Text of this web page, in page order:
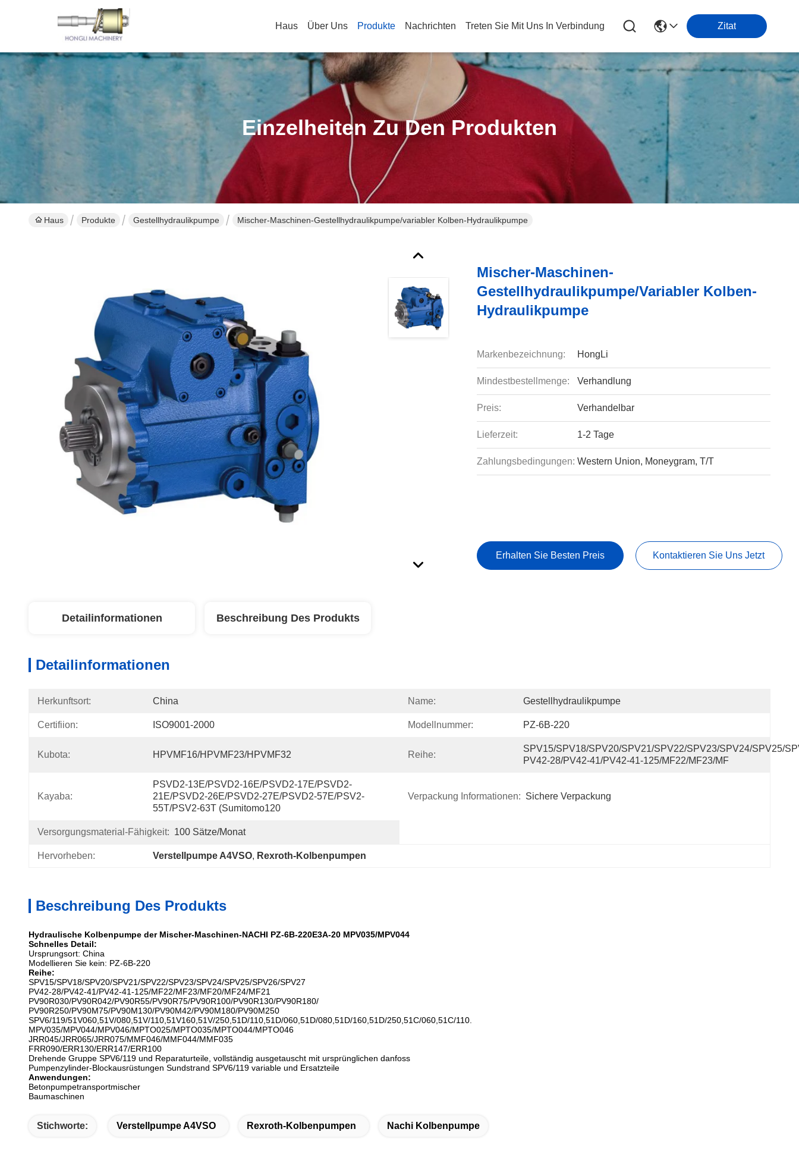
Haus Über Uns Produkte Nachrichten Treten Sie Mit Uns In Verbindung Zitat
Einzelheiten Zu Den Produkten
Haus Produkte Gestellhydraulikpumpe Mischer-Maschinen-Gestellhydraulikpumpe/variabler Kolben-Hydraulikpumpe
Mischer-Maschinen-
Gestellhydraulikpumpe/variabler Kolben-
Hydraulikpumpe
Markenbezeichnung: HongLi
Mindestbestellmenge: Verhandlung
Preis: Verhandelbar
Lieferzeit: 1-2 Tage
Zahlungsbedingungen: Western Union, Moneygram, T/T
Erhalten Sie Besten Preis Kontaktieren Sie Uns Jetzt
Detailinformationen Beschreibung Des Produkts
Detailinformationen
Herkunftsort: China Name: Gestellhydraulikpumpe
Certifiion: ISO9001-2000 Modellnummer: PZ-6B-220
Kubota: HPVMF16/HPVMF23/HPVMF32 Reihe:
SPV15/SPV18/SPV20/SPV21/SPV22/SPV23/SPV24/SPV25/
PV42-28/PV42-41/PV42-41-125/MF22/MF23/MF
Kayaba:
PSVD2-13E/PSVD2-16E/PSVD2-17E/PSVD2-
21E/PSVD2-26E/PSVD2-27E/PSVD2-57E/PSV2-
55T/PSV2-63T (Sumitomo120
Verpackung Informationen: Sichere Verpackung
Versorgungsmaterial-Fähigkeit: 100 Sätze/Monat
Hervorheben: Verstellpumpe A4VSO, Rexroth-Kolbenpumpen
Beschreibung Des Produkts
Hydraulische Kolbenpumpe der Mischer-Maschinen-NACHI PZ-6B-220E3A-20 MPV035/MPV044
Schnelles Detail:
Ursprungsort: China
Modellieren Sie kein: PZ-6B-220
Reihe:
SPV15/SPV18/SPV20/SPV21/SPV22/SPV23/SPV24/SPV25/SPV26/SPV27
PV42-28/PV42-41/PV42-41-125/MF22/MF23/MF20/MF24/MF21
PV90R030/PV90R042/PV90R55/PV90R75/PV90R100/PV90R130/PV90R180/
PV90R250/PV90M75/PV90M130/PV90M42/PV90M180/PV90M250
SPV6/119/51V060,51V/080,51V/110,51V160,51V/250,51D/110,51D/060,51D/080,51D/160,51D/250,51C/060,51C/110.
MPV035/MPV044/MPV046/MPTO025/MPTO035/MPTO044/MPTO046
JRR045/JRR065/JRR075/MMF046/MMF044/MMF035
FRR090/ERR130/ERR147/ERR100
Drehende Gruppe SPV6/119 und Reparaturteile, vollständig ausgetauscht mit ursprünglichen danfoss
Pumpenzylinder-Blockausrüstungen Sundstrand SPV6/119 variable und Ersatzteile
Anwendungen:
Betonpumpetransportmischer
Baumaschinen
Stichworte: Verstellpumpe A4VSO Rexroth-Kolbenpumpen Nachi Kolbenpumpe